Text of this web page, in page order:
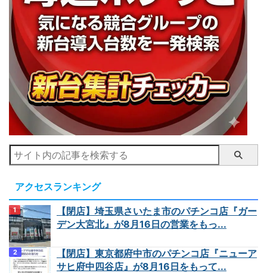
アクセスランキング
【閉店】埼玉県さいたま市のパチンコ店『ガー
デン大宮北』が8月16日の営業をもっ...
【閉店】東京都府中市のパチンコ店『ニューア
サヒ府中四谷店』が8月16日をもって...